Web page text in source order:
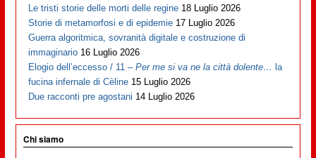
Le tristi storie delle morti delle regine 18 Luglio 2026
Storie di metamorfosi e di epidemie 17 Luglio 2026
Guerra algoritmica, sovranità digitale e costruzione di
immaginario 16 Luglio 2026
Elogio dell’eccesso / 11 –Per me si va ne la città dolente… la
fucina infernale di Cèline 15 Luglio 2026
Due racconti pre agostani 14 Luglio 2026
Chi siamo